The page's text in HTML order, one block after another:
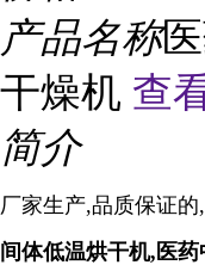
产品名称
干燥机 查
简介
厂家生产,品质保证的,
间体低温烘干机,医